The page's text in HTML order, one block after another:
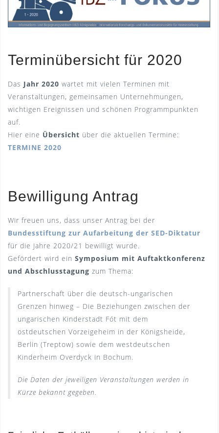
Terminübersicht für 2020
Das Jahr 2020 wartet mit vielen Terminen mit
Veranstaltungen, gemeinsamen Unternehmungen,
wichtigen Ereignissen und schönen Programmpunkten
auf.
Hier eine Übersicht über die aktuellen Termine:
TERMINE 2020
Bewilligung Antrag
Wir freuen uns, dass unser Antrag bei der
Bundesstiftung zur Aufarbeitung der SED-Diktatur
für die Jahre 2020/21 bewilligt wurde.
Gefördert wird ein Symposium mit Auftaktkonferenz
und Abschlusstagung zum Thema:
Partnerschaft über die deutsch-ungarischen
Grenzen hinweg – Die Beziehungen zwischen der
ungarischen Kinderstadt Fót mit dem
ostdeutschen Vorzeigeheim in der Königsheide,
Berlin (Treptow) sowie dem westdeutschen
Kinderheim Overdyck in Bochum.
Die Daten der jeweiligen Veranstaltungen werden in
Kürze bekannt gegeben.